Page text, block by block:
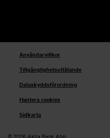
© 2026 Aktia Bank Abp
Användarvillkor
Tillgänglighetsutlåtande
Dataskyddsförordning
Hantera cookies
Sidkarta